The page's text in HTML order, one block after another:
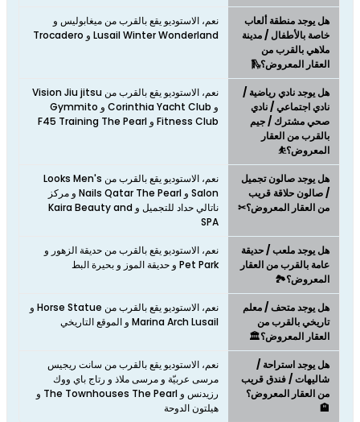
هل يوجد منطقة ألعاب
خاصة بالأطفال / مدينة
ملاهي بالقرب من
العقار المعروض؟🛝
نعم، الاستوديو يقع بالقرب من ميغابوليس و
Lusail Winter Wonderland و Trocadero
هل يوجد نادي رياضية /
نادي اجتماعي / نادي
صحي مشترك / جيم
بالقرب من العقار
المعروض؟⛹
نعم، الاستوديو يقع بالقرب من Vision Jiu jitsu
و Corinthia Yacht Club و Gymmito
Fitness Club و F45 Training The Pearl
هل يوجد صالون تجميل
/ صالون حلاقة قريب
من العقار المعروض؟✂
نعم، الاستوديو يقع بالقرب من Looks Men's
Salon و Nails Qatar The Pearl و مركز
ناتالي حداد للتجميل و Kaira Beauty and
SPA
هل يوجد ملعب / حديقة
عامة بالقرب من العقار
المعروض؟🏞️
نعم، الاستوديو يقع بالقرب من حديقة الزهور و
Pet Park و حديقة الموز و بحيرة البط
هل يوجد متحف / معلم
تاريخي بالقرب من
العقار المعروض؟🏛️
نعم، الاستوديو يقع بالقرب من Horse Statue و
Marina Arch Lusail و الموقع التاريخي
هل يوجد استراحة /
شاليهات / فندق قريب
من العقار المعروض؟
🏨
نعم، الاستوديو يقع بالقرب من سانت ريجيس
مرسى عربيّة و مرسى ملاذ و رتاج باي ووك
رزيدنس و The Townhouses The Pearl و
هيلتون الدوحة